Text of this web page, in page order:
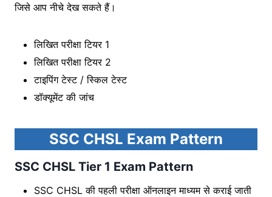
जिसे आप नीचे देख सकते हैं।
लिखित परीक्षा टियर 1
लिखित परीक्षा टियर 2
टाइपिंग टेस्ट / स्किल टेस्ट
डॉक्यूमेंट की जांच
SSC CHSL Exam Pattern
SSC CHSL Tier 1 Exam Pattern
SSC CHSL की पहली परीक्षा ऑनलाइन माध्यम से कराई जाती